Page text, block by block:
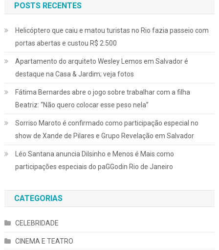
POSTS RECENTES
Helicóptero que caiu e matou turistas no Rio fazia passeio com
portas abertas e custou R$ 2.500
Apartamento do arquiteto Wesley Lemos em Salvador é
destaque na Casa & Jardim; veja fotos
Fátima Bernardes abre o jogo sobre trabalhar com a filha
Beatriz: “Não quero colocar esse peso nela”
Sorriso Maroto é confirmado como participação especial no
show de Xande de Pilares e Grupo Revelação em Salvador
Léo Santana anuncia Dilsinho e Menos é Mais como
participações especiais do paGGodin Rio de Janeiro
CATEGORIAS
CELEBRIDADE
CINEMA E TEATRO